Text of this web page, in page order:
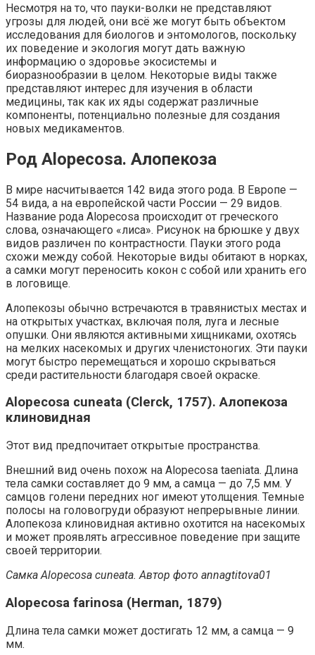
Несмотря на то, что пауки-волки не представляют
угрозы для людей, они всё же могут быть объектом
исследования для биологов и энтомологов, поскольку
их поведение и экология могут дать важную
информацию о здоровье экосистемы и
биоразнообразии в целом. Некоторые виды также
представляют интерес для изучения в области
медицины, так как их яды содержат различные
компоненты, потенциально полезные для создания
новых медикаментов.
Род Alopecosa. Алопекоза
В мире насчитывается 142 вида этого рода. В Европе —
54 вида, а на европейской части России — 29 видов.
Название рода Alopecosa происходит от греческого
слова, означающего «лиса». Рисунок на брюшке у двух
видов различен по контрастности. Пауки этого рода
схожи между собой. Некоторые виды обитают в норках,
а самки могут переносить кокон с собой или хранить его
в логовище.
Алопекозы обычно встречаются в травянистых местах и
на открытых участках, включая поля, луга и лесные
опушки. Они являются активными хищниками, охотясь
на мелких насекомых и других членистоногих. Эти пауки
могут быстро перемещаться и хорошо скрываться
среди растительности благодаря своей окраске.
Alopecosa cuneata (Clerck, 1757). Алопекоза
клиновидная
Этот вид предпочитает открытые пространства.
Внешний вид очень похож на Alopecosa taeniata. Длина
тела самки составляет до 9 мм, а самца — до 7,5 мм. У
самцов голени передних ног имеют утолщения. Темные
полосы на головогруди образуют непрерывные линии.
Алопекоза клиновидная активно охотится на насекомых
и может проявлять агрессивное поведение при защите
своей территории.
Самка Alopecosa cuneata. Автор фото annagtitova01
Alopecosa farinosa (Herman, 1879)
Длина тела самки может достигать 12 мм, а самца — 9
мм.